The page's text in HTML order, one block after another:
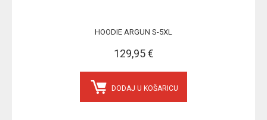
HOODIE ARGUN S-5XL
129,95 €
DODAJ U KOŠARICU